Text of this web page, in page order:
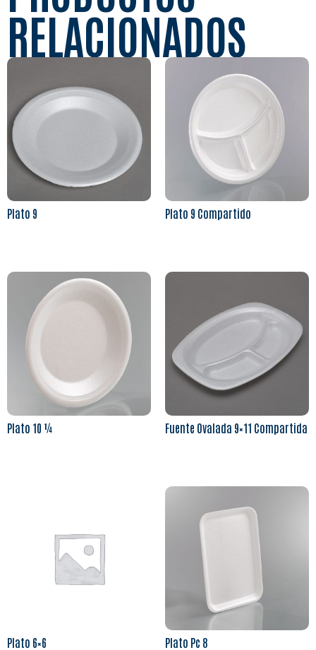
RELACIONADOS
Plato 9 Plato 9 Compartido
Plato 10 ¼ Fuente Ovalada 9×11 Compartida
Plato 6×6 Plato Pc 8